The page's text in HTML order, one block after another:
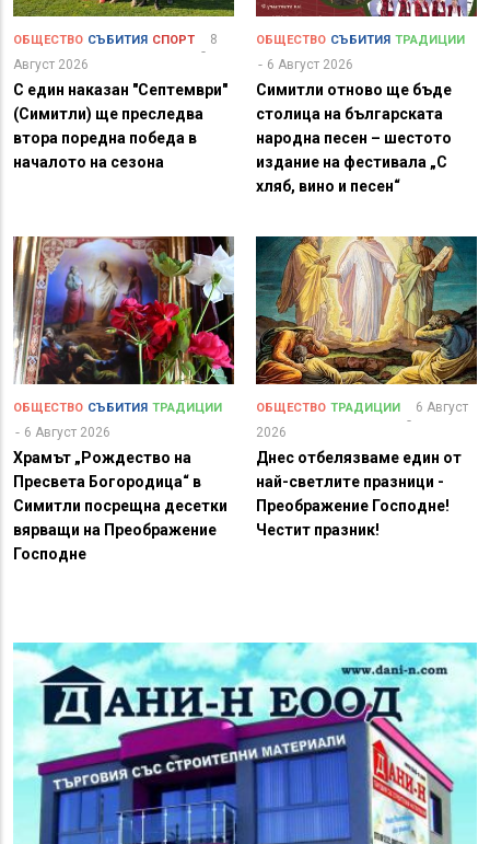
ОБЩЕСТВО СЪБИТИЯ СПОРТ
8
Август 2026
С един наказан "Септември"
(Симитли) ще преследва
втора поредна победа в
началото на сезона
ОБЩЕСТВО СЪБИТИЯ ТРАДИЦИИ
6 Август 2026
Симитли отново ще бъде
столица на българската
народна песен – шестото
издание на фестивала „С
хляб, вино и песен“
ОБЩЕСТВО СЪБИТИЯ ТРАДИЦИИ
6 Август 2026
Храмът „Рождество на
Пресвета Богородица“ в
Симитли посрещна десетки
вярващи на Преображение
Господне
ОБЩЕСТВО ТРАДИЦИИ
6 Август
2026
Днес отбелязваме един от
най-светлите празници -
Преображение Господне!
Честит празник!